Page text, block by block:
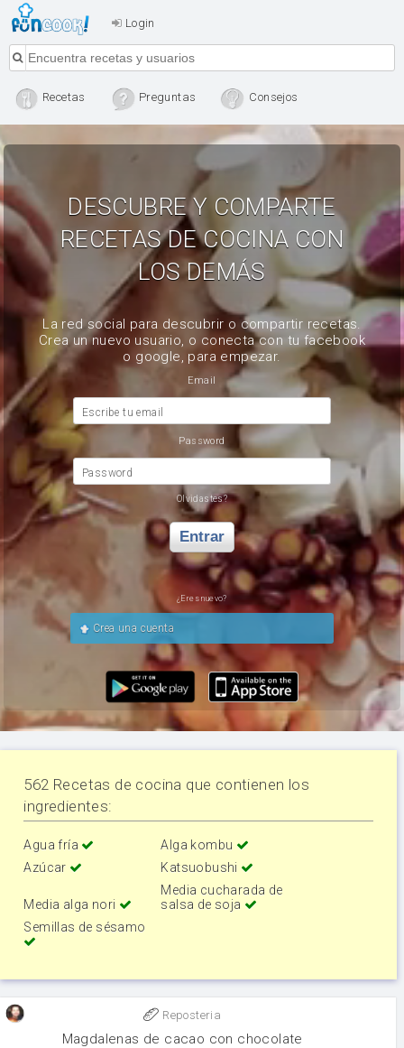
Login
Recetas Preguntas Consejos
DESCUBRE Y COMPARTE
RECETAS DE COCINA CON
LOS DEMÁS
La red social para descubrir o compartir recetas.
Crea un nuevo usuario, o conecta con tu facebook
o google, para empezar.
Email
Escribe tu email
Password
Password
Olvidastes?
Entrar
¿Eres nuevo?
Crea una cuenta
562 Recetas de cocina que contienen los
ingredientes:
Agua fría
Alga kombu
Azúcar
Katsuobushi
Media alga nori
Media cucharada de
salsa de soja
Semillas de sésamo
Reposteria
Magdalenas de cacao con chocolate